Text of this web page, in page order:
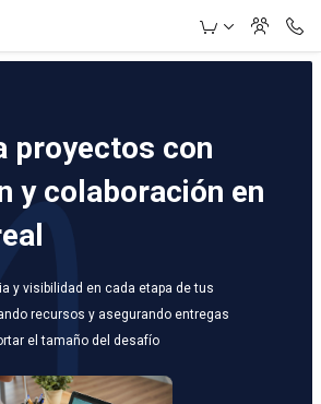
proyectos con
y colaboración en
y visibilidad en cada etapa de tus
recursos y asegurando entregas
el tamaño del desafío